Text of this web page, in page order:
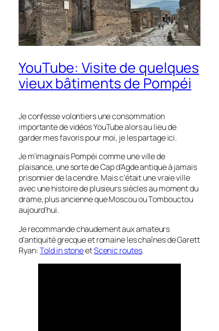
YouTube: Visite de quelques
vieux bâtiments de Pompéi
Je confesse volontiers une consommation
importante de vidéos YouTube alors au lieu de
garder mes favoris pour moi, je les partage ici.
Je m’imaginais Pompéi comme une ville de
plaisance, une sorte de Cap d’Agde antique à jamais
prisonnier de la cendre. Mais c’était une vraie ville
avec une histoire de plusieurs siècles au moment du
drame, plus ancienne que Moscou ou Tombouctou
aujourd’hui.
Je recommande chaudement aux amateurs
d’antiquité grecque et romaine les chaînes de Garett
Ryan:Told in stoneetScenic routes.